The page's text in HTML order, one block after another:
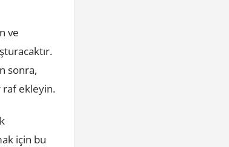
ve
sonra,
raf ekleyin.
için bu